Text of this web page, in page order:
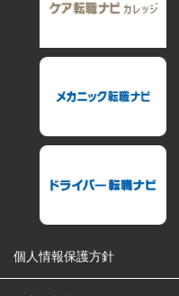
個人情報保護方針